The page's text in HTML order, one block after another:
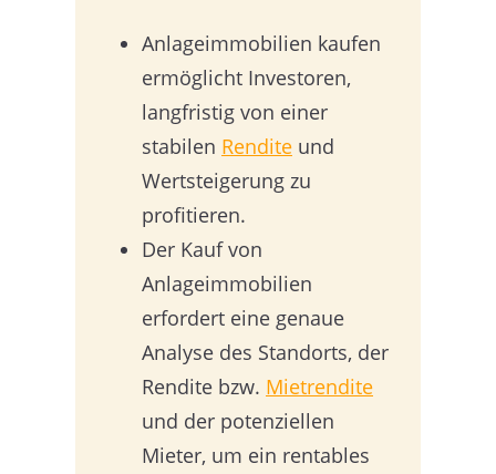
Anlageimmobilien kaufen
ermöglicht Investoren,
langfristig von einer
stabilen Rendite und
Wertsteigerung zu
profitieren.
Der Kauf von
Anlageimmobilien
erfordert eine genaue
Analyse des Standorts, der
Rendite bzw. Mietrendite
und der potenziellen
Mieter, um ein rentables